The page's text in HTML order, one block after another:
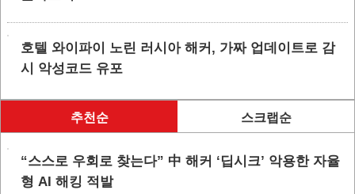
호텔 와이파이 노린 러시아 해커, 가짜 업데이트로 감
시 악성코드 유포
추천순 스크랩순
“스스로 우회로 찾는다” 中 해커 ‘딥시크’ 악용한 자율
형 AI 해킹 적발